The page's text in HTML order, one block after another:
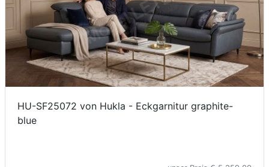
HU-SF25072 von Hukla - Eckgarnitur graphite-
blue
Letz-
Deals